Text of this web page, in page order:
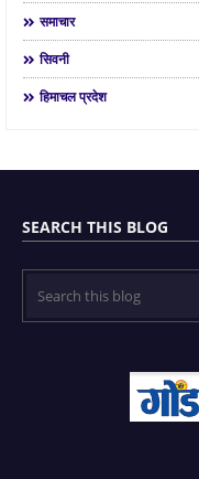
समाचार
सिवनी
हिमाचल प्रदेश
SEARCH THIS BLOG